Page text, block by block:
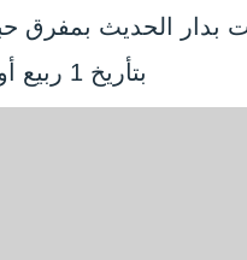
بدار الحديث بمفرق
بتأريخ 1 ربيع أول 1446